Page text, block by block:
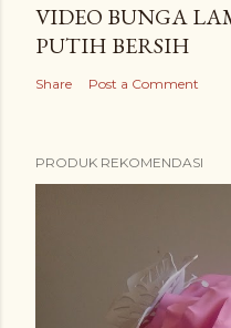
VIDEO BUNGA
PUTIH BERSIH
Share Post a Comment
PRODUK REKOMENDASI